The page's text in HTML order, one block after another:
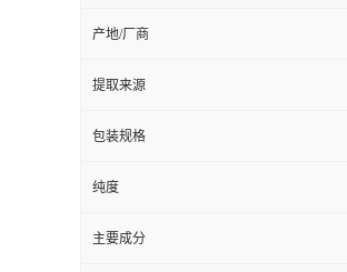
产地/厂商
提取来源
包装规格
纯度
主要成分